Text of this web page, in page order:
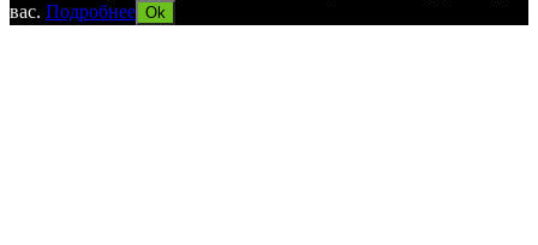
вас. Подробнее Ok